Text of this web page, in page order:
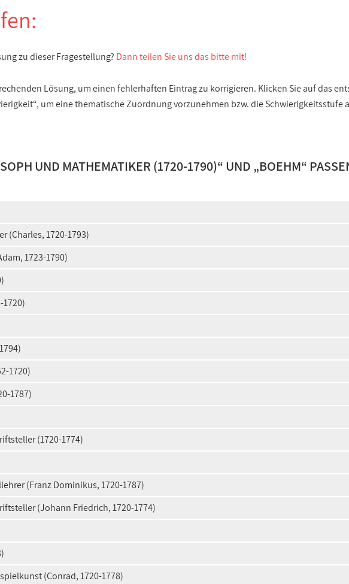
zu dieser Fragestellung? Dann teilen Sie uns das bitte mit!
Lösung, um einen fehlerhaften Eintrag zu korrigieren. Klicken Sie auf das
um eine thematische Zuordnung vorzunehmen bzw. die Schwierigkeitsstufe
UND MATHEMATIKER (1720-1790)“ UND „BOEHM“
(Charles, 1720-1793)
1723-1790)
1720)
1787)
(1720-1774)
(Franz Dominikus, 1720-1787)
(Johann Friedrich, 1720-1774)
(Conrad, 1720-1778)